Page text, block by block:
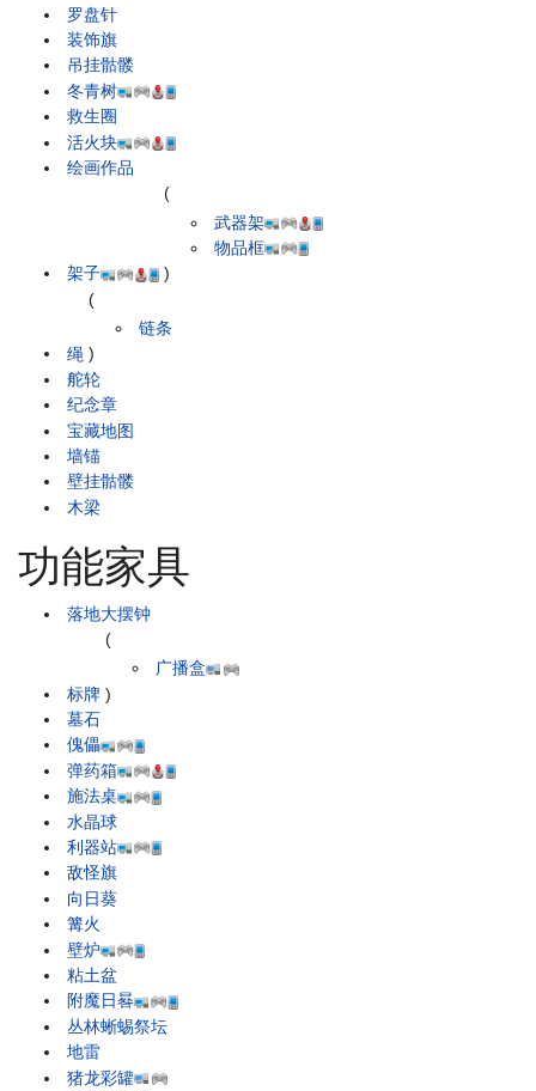
罗盘针
装饰旗
吊挂骷髅
冬青树
救生圈
活火块
绘画作品
架子
(
武器架
物品框
)
绳
(
链条
)
舵轮
纪念章
宝藏地图
墙锚
壁挂骷髅
木梁
功能家具
落地大摆钟
标牌
(
广播盒
)
墓石
傀儡
弹药箱
施法桌
水晶球
利器站
敌怪旗
向日葵
篝火
壁炉
粘土盆
附魔日晷
丛林蜥蜴祭坛
地雷
猪龙彩罐